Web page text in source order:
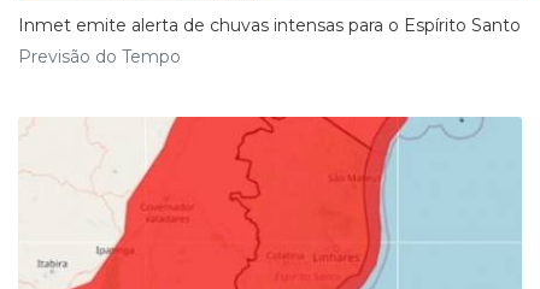
Inmet emite alerta de chuvas intensas para o Espírito Santo
Previsão do Tempo